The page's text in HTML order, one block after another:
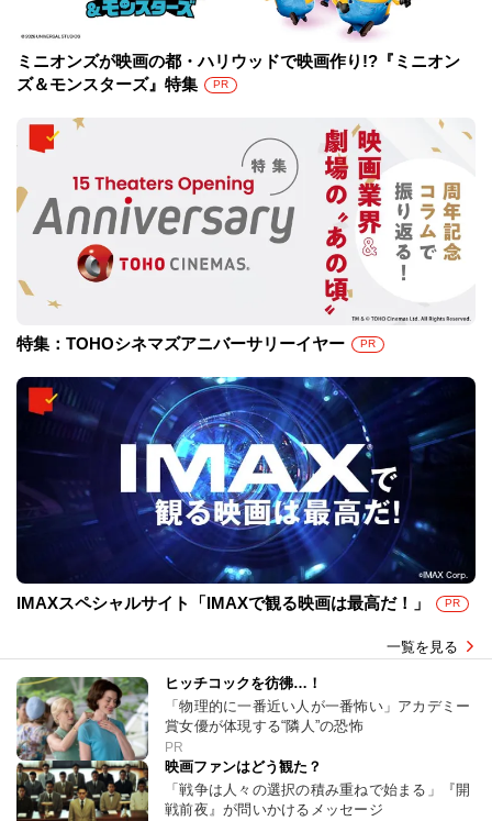
ミニオンズが映画の都・ハリウッドで映画作り!?『ミニオン
ズ＆モンスターズ』特集
PR
特集：TOHOシネマズアニバーサリーイヤー PR
IMAXスペシャルサイト「IMAXで観る映画は最高だ！」 PR
一覧を見る
ヒッチコックを彷彿…！
「物理的に一番近い人が一番怖い」アカデミー
賞女優が体現する“隣人”の恐怖
PR
映画ファンはどう観た？
「戦争は人々の選択の積み重ねで始まる」『開
戦前夜』が問いかけるメッセージ